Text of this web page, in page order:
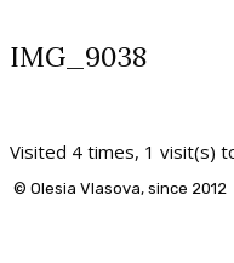
IMG_9038
Visited 4 times, 1 visit(s)
© Olesia Vlasova, since 2012